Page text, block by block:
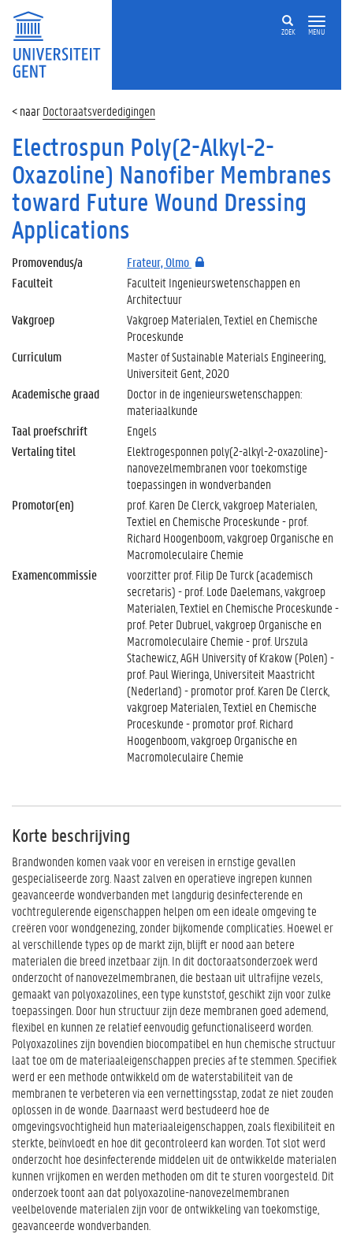
ZOEK MENU
Doctoraatsverdedigingen
Electrospun Poly(2-Alkyl-2-
Oxazoline) Nanofiber Membranes
toward Future Wound Dressing
Applications
Promovendus/a
Frateur, Olmo
Faculteit
Faculteit Ingenieurswetenschappen en
Architectuur
Vakgroep
Vakgroep Materialen, Textiel en Chemische
Proceskunde
Curriculum
Master of Sustainable Materials Engineering,
Universiteit Gent, 2020
Academische graad
Doctor in de ingenieurswetenschappen:
materiaalkunde
Taal proefschrift
Engels
Vertaling titel
Elektrogesponnen poly(2-alkyl-2-oxazoline)-
nanovezelmembranen voor toekomstige
toepassingen in wondverbanden
Promotor(en)
prof. Karen De Clerck, vakgroep Materialen,
Textiel en Chemische Proceskunde - prof.
Richard Hoogenboom, vakgroep Organische en
Macromoleculaire Chemie
Examencommissie
voorzitter prof. Filip De Turck (academisch
secretaris) - prof. Lode Daelemans, vakgroep
Materialen, Textiel en Chemische Proceskunde -
prof. Peter Dubruel, vakgroep Organische en
Macromoleculaire Chemie - prof. Urszula
Stachewicz, AGH University of Krakow (Polen) -
prof. Paul Wieringa, Universiteit Maastricht
(Nederland) - promotor prof. Karen De Clerck,
vakgroep Materialen, Textiel en Chemische
Proceskunde - promotor prof. Richard
Hoogenboom, vakgroep Organische en
Macromoleculaire Chemie
Korte beschrijving
Brandwonden komen vaak voor en vereisen in ernstige gevallen
gespecialiseerde zorg. Naast zalven en operatieve ingrepen kunnen
geavanceerde wondverbanden met langdurig desinfecterende en
vochtregulerende eigenschappen helpen om een ideale omgeving te
creëren voor wondgenezing, zonder bijkomende complicaties. Hoewel er
al verschillende types op de markt zijn, blijft er nood aan betere
materialen die breed inzetbaar zijn. In dit doctoraatsonderzoek werd
onderzocht of nanovezelmembranen, die bestaan uit ultrafijne vezels,
gemaakt van polyoxazolines, een type kunststof, geschikt zijn voor zulke
toepassingen. Door hun structuur zijn deze membranen goed ademend,
flexibel en kunnen ze relatief eenvoudig gefunctionaliseerd worden.
Polyoxazolines zijn bovendien biocompatibel en hun chemische structuur
laat toe om de materiaaleigenschappen precies af te stemmen. Specifiek
werd er een methode ontwikkeld om de waterstabiliteit van de
membranen te verbeteren via een vernettingsstap, zodat ze niet zouden
oplossen in de wonde. Daarnaast werd bestudeerd hoe de
omgevingsvochtigheid hun materiaaleigenschappen, zoals flexibiliteit en
sterkte, beïnvloedt en hoe dit gecontroleerd kan worden. Tot slot werd
onderzocht hoe desinfecterende middelen uit de ontwikkelde materialen
kunnen vrijkomen en werden methoden om dit te sturen voorgesteld. Dit
onderzoek toont aan dat polyoxazoline-nanovezelmembranen
veelbelovende materialen zijn voor de ontwikkeling van toekomstige,
geavanceerde wondverbanden.